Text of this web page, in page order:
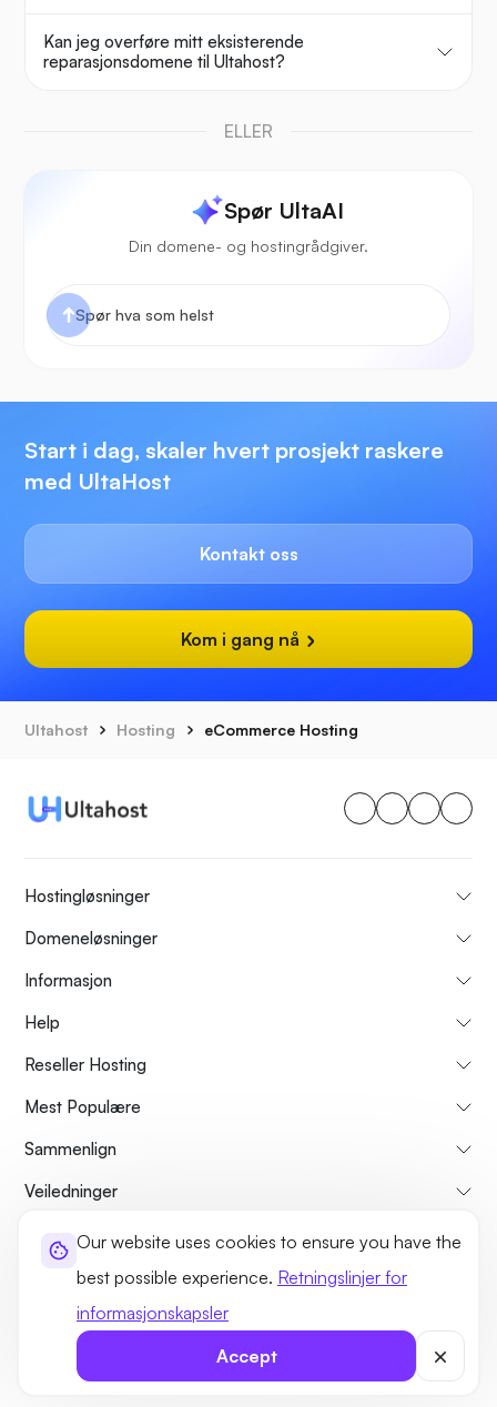
Our website uses cookies to ensure you have the
best possible experience. Retningslinjer for
informasjonskapsler
Accept
Kan jeg overføre mitt eksisterende
reparasjonsdomene til Ultahost?
ELLER
Spør UltaAI
Din domene- og hostingrådgiver.
Start i dag, skaler hvert prosjekt raskere
med UltaHost
Kontakt oss
Kom i gang nå
Ultahost Hosting eCommerce Hosting
Hostingløsninger
Domeneløsninger
Informasjon
Help
Reseller Hosting
Mest Populære
Sammenlign
Veiledninger
Om oss
PersonvernerklæringLovligSide kart
©2026 UltaHost - Alle rettigheter forbeholdt